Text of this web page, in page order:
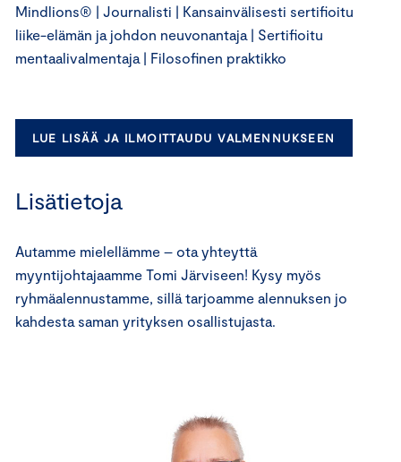
Mindlions® | Journalisti | Kansainvälisesti sertifioitu
liike-elämän ja johdon neuvonantaja | Sertifioitu
mentaalivalmentaja | Filosofinen praktikko
LUE LISÄÄ JA ILMOITTAUDU VALMENNUKSEEN
Lisätietoja
Autamme mielellämme – ota yhteyttä
myyntijohtajaamme Tomi Järviseen! Kysy myös
ryhmäalennustamme, sillä tarjoamme alennuksen jo
kahdesta saman yrityksen osallistujasta.